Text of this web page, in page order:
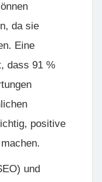
da sie
Eine
dass 91 %
positive
und